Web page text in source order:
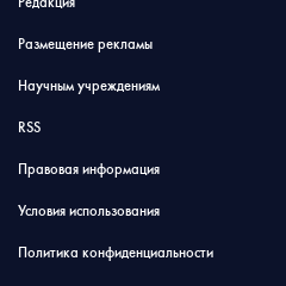
Размещение рекламы
Научным учреждениям
RSS
Правовая информация
Условия использования
Политика конфиденциальности